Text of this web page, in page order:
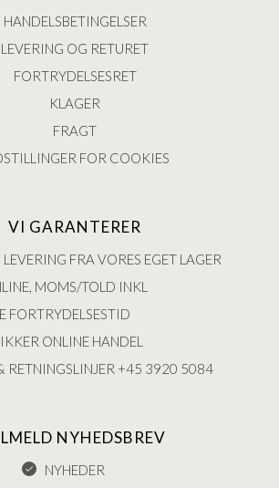
HANDELSBETINGELSER
LEVERING OG RETURET
FORTRYDELSESRET
KLAGER
FRAGT
FOR COOKIES
VI GARANTERER
FRA VORES EGET LAGER
MOMS/TOLD INKL
FORTRYDELSESTID
ONLINE HANDEL
RETNINGSLINJER +45 3920 5084
NYHEDSBREV
NYHEDER